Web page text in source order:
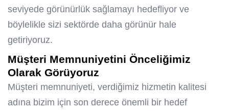
seviyede görünürlük sağlamayı hedefliyor ve
böylelikle sizi sektörde daha görünür hale
getiriyoruz.
Müşteri Memnuniyetini Önceliğimiz
Olarak Görüyoruz
Müşteri memnuniyeti, verdiğimiz hizmetin kalitesi
adına bizim için son derece önemli bir hedef